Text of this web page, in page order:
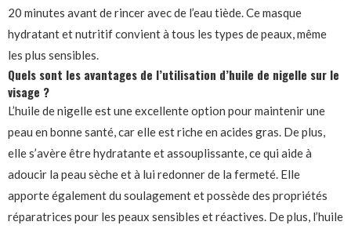
20 minutes avant de rincer avec de l’eau tiède. Ce masque
hydratant et nutritif convient à tous les types de peaux, même
les plus sensibles.
Quels sont les avantages de l’utilisation d’huile de nigelle sur le
visage ?
L’huile de nigelle est une excellente option pour maintenir une
peau en bonne santé, car elle est riche en acides gras. De plus,
elle s’avère être hydratante et assouplissante, ce qui aide à
adoucir la peau sèche et à lui redonner de la fermeté. Elle
apporte également du soulagement et possède des propriétés
réparatrices pour les peaux sensibles et réactives. De plus, l’huile